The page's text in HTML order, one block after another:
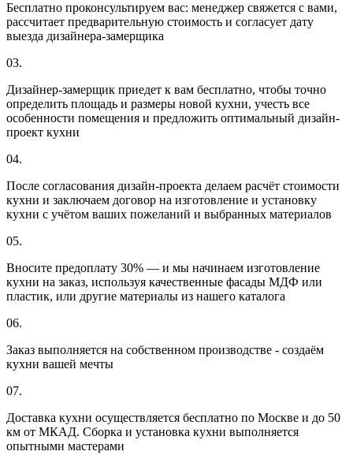
Бесплатно проконсультируем вас: менеджер свяжется с вами,
рассчитает предварительную стоимость и согласует дату
выезда дизайнера-замерщика
03.
Дизайнер-замерщик приедет к вам бесплатно, чтобы точно
определить площадь и размеры новой кухни, учесть все
особенности помещения и предложить оптимальный дизайн-
проект кухни
04.
После согласования дизайн-проекта делаем расчёт стоимости
кухни и заключаем договор на изготовление и установку
кухни с учётом ваших пожеланий и выбранных материалов
05.
Вносите предоплату 30% — и мы начинаем изготовление
кухни на заказ, используя качественные фасады МДФ или
пластик, или другие материалы из нашего каталога
06.
Заказ выполняется на собственном производстве - создаём
кухни вашей мечты
07.
Доставка кухни осуществляется бесплатно по Москве и до 50
км от МКАД. Сборка и установка кухни выполняется
опытными мастерами